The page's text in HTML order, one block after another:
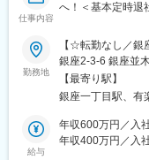
仕事内容
へ！＜基本定時退
勤務地
【☆転勤なし／銀
銀座2-3-6 銀座並
任せする場合に
遇、待遇などの労
「銀座駅」より徒
有楽町線「有楽町
【最寄り駅】
銀座一丁目駅、有
給与
年収600万円／入
年収400万円／入